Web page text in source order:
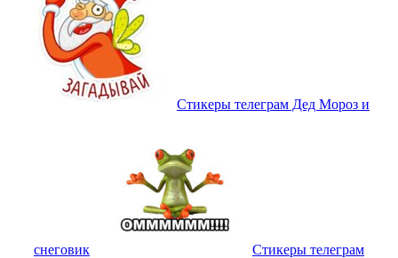
Стикеры телеграм Дед Мороз и
снеговик Стикеры телеграм